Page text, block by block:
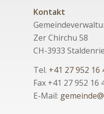
Kontakt
Zer Chirchu 58
CH-3933
Tel. +41 27 952 16
Fax +41 27 952 16
E-Mail: